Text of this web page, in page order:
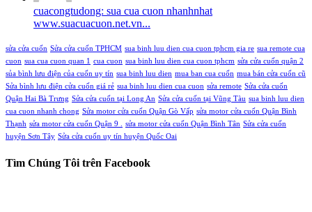
cuacongtudong: sua cua cuon nhanhnhat
www.suacuacuon.net.vn...
sửa cửa cuốn Sửa cửa cuốn TPHCM sua binh luu dien cua cuon tphcm gia re sua remote cua
cuon sua cua cuon quan 1 cua cuon sua binh luu dien cua cuon tphcm sửa cửa cuốn quận 2
sủa bình lưu điện của cuốn uy tín sua binh luu dien mua ban cua cuốn mua bán cửa cuốn cũ
Sửa bình lưu điện cửa cuốn giá rẻ sua binh luu dien cua cuon sửa remote Sửa cửa cuốn
Quận Hai Bà Trưng Sửa cửa cuốn tại Long An Sửa cửa cuốn tại Vũng Tàu sua binh luu dien
cua cuon nhanh chong Sửa motor cửa cuốn Quận Gò Vấp sửa motor cửa cuốn Quận Bình
Thạnh sửa motor cửa cuốn Quận 9 . sửa motor cửa cuốn Quận Bình Tân Sửa cửa cuốn
huyện Sơn Tây Sửa cửa cuốn uy tín huyện Quốc Oai
Tìm Chúng Tôi trên Facebook